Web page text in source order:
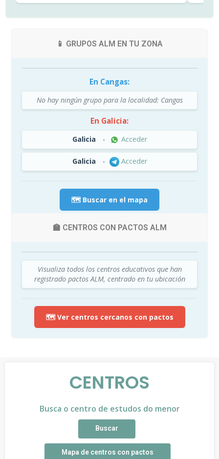
📱 GRUPOS ALM EN TU ZONA
En Cangas:
No hay ningún grupo para la localidad: Cangas
En Galicia:
Galicia - Acceder
Galicia - Acceder
🗺️ Buscar en el mapa
🏫 CENTROS CON PACTOS ALM
Visualiza todos los centros educativos que han
registrado pactos ALM, centrado en tu ubicación
🗺️ Ver centros cercanos con pactos
CENTROS
Busca o centro de estudos do menor
Buscar
Mapa de centros con pactos